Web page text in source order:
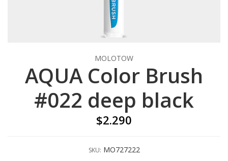
MOLOTOW
AQUA Color Brush
#022 deep black
$2.290
SKU: MO727222